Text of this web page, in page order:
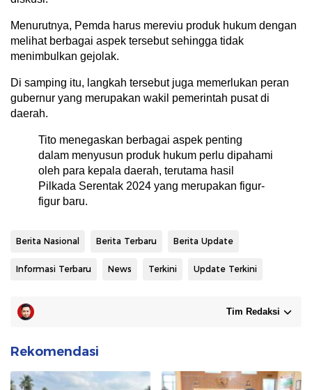
Menurutnya, Pemda harus mereviu produk hukum dengan
melihat berbagai aspek tersebut sehingga tidak
menimbulkan gejolak.
Di samping itu, langkah tersebut juga memerlukan peran
gubernur yang merupakan wakil pemerintah pusat di
daerah.
Tito menegaskan berbagai aspek penting
dalam menyusun produk hukum perlu dipahami
oleh para kepala daerah, terutama hasil
Pilkada Serentak 2024 yang merupakan figur-
figur baru.
Berita Nasional Berita Terbaru Berita Update
Informasi Terbaru News Terkini Update Terkini
Tim Redaksi
Rekomendasi